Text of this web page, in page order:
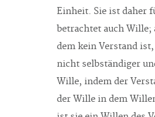
Einheit. Sie ist daher
betrachtet auch Wille;
dem kein Verstand
nicht selbständiger
Wille, indem der
der Wille in dem